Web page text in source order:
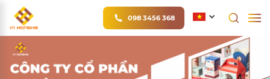
098 3456 368